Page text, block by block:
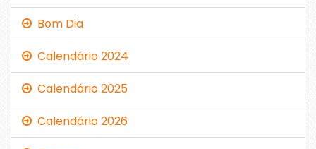
Bom Dia
Calendário 2024
Calendário 2025
Calendário 2026